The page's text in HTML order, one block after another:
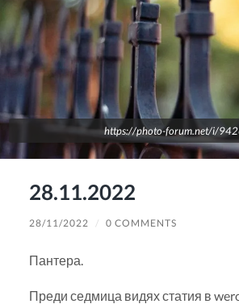
https://photo-forum.net/i/
28.11.2022
28/11/2022 / 0 COMMENTS
Пантера.
Преди седмица видях статия в